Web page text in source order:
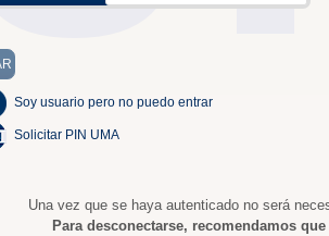
Soy usuario pero no puedo entrar
Solicitar PIN UMA
Una vez que se haya autenticado no será
Para desconectarse, recomendamos